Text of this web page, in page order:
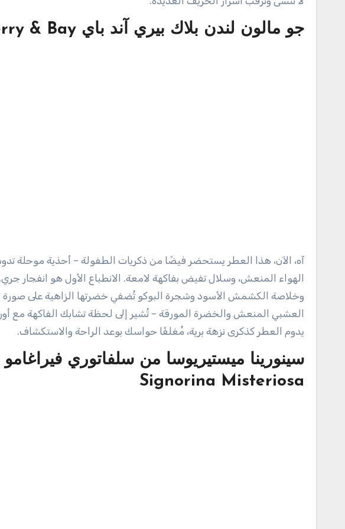
جو مالون لندن بلاك بيري آند باي & Bay
آه، الآن، هذا العطر يستحضر فيضًا من ذكريات الطفولة – أحذية موحلة
الهواء المنعش، وسلال تفيض بفاكهة لامعة. الانطباع الأول هو انفجار
وخلاصة الكشمش الأسود وشجرة البوكو تُضفي خضرتها الزاهية على صورة
العشبي المنعش والخضرة المورقة – تُشير إلى لحظة تشابك الفاكهة مع
يدوم العطر كذكرى نزهة برية، مُغلفًا حواسك بوعد الراحة والاستكشاف.
سينورينا ميستيريوسا من سلفاتوري فيراغامو
Signorina Misteriosa